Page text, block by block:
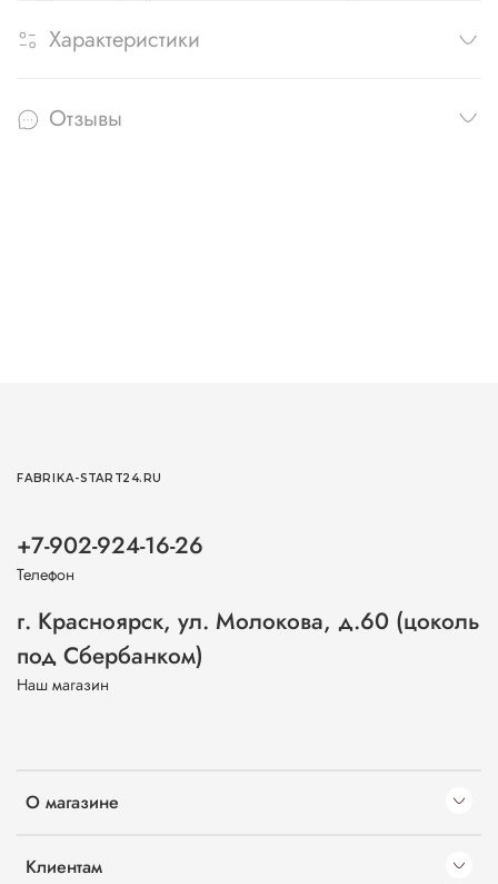
Характеристики
Отзывы
О магазине
Клиентам
FABRIKA-START24.RU
+7-902-924-16-26
Телефон
г. Красноярск, ул. Молокова, д.60 (цоколь
под Сбербанком)
Наш магазин